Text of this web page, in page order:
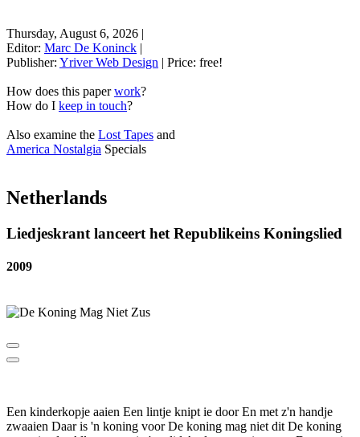
Thursday, August 6, 2026 |
Editor: Marc De Koninck |
Publisher: Yriver Web Design | Price: free!
How does this paperwork?
How do I keep in touch?
Also examine the Lost Tapes and
America Nostalgia Specials
Netherlands
Liedjeskrant lanceert het Republikeins Koningslied
2009
Een kinderkopje aaien Een lintje knipt ie door En met z'n handje
zwaaien Daar is 'n koning voor De koning mag niet dit De koning